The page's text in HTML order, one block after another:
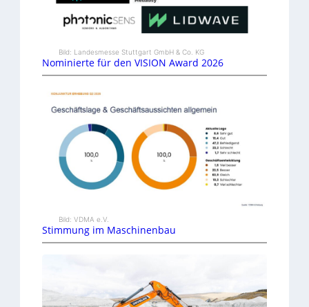
Bild: Landesmesse Stuttgart GmbH & Co. KG
Nominierte für den VISION Award 2026
Bild: VDMA e.V.
Stimmung im Maschinenbau